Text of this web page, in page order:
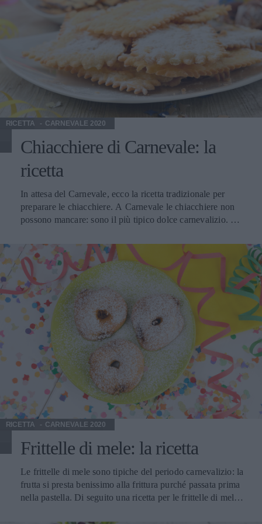
verdure, risotto alle rane oppure la zuppa canavesana, a
base di cavolfiore, cavolo cappuccio e brodo di
carne. Ottimo anche con i fritti di carne e piatti di pesce
(pesce di lago o di mare poco grassi) come il carpaccio di
trota e la tartare di coregone. Si consiglia di servire alla
temperatura di 8-10 °C circa in un calice da vino bianco di
media ampiezza.
RICETTA CARNEVALE 2020
Chiacchiere di Carnevale: la
ricetta
In attesa del Carnevale, ecco la ricetta tradizionale per
preparare le chiacchiere. A Carnevale le chiacchiere non
possono mancare: sono il più tipico dolce carnevalizio. Ma
tipo di grasso che utilizzate per friggere. Consigliabile lo
strutto speciale per friggere o, in alternativa, l’olio
extravergine d’oliva. Il vino Aleatico di Puglia Doc Si
gusta soprattutto con dolci a pasta non lievitata, come le
crostate (soprattutto con la marmellata di frutti rossi), le
zeppole, la pasticceria secca di pasta di mandorle e alcuni
dolci tipici quali le caratteristiche mendule turrate,
mandorle tostate con lo zucchero e dessert a base di pasta
di mandorle e cioccolato.
RICETTA CARNEVALE 2020
Frittelle di mele: la ricetta
Le frittelle di mele sono tipiche del periodo carnevalizio: la
frutta si presta benissimo alla frittura purché passata prima
nella pastella. Di seguito una ricetta per le frittelle di mele